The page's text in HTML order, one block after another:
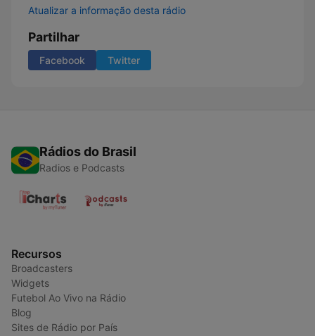
Atualizar a informação desta rádio
Partilhar
Facebook Twitter
Rádios do Brasil
Radios e Podcasts
Recursos
Broadcasters
Widgets
Futebol Ao Vivo na Rádio
Blog
Sites de Rádio por País